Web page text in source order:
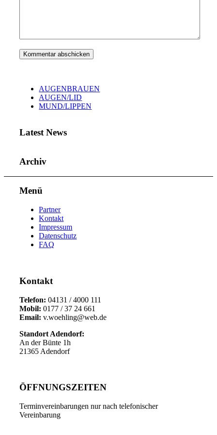
AUGENBRAUEN
AUGEN/LID
MUND/LIPPEN
Latest News
Archiv
Menü
Partner
Kontakt
Impressum
Datenschutz
FAQ
Kontakt
Telefon: 04131 / 4000 111
Mobil: 0177 / 37 24 661
Email: v.woehling@web.de
Standort Adendorf:
An der Bünte 1h
21365 Adendorf
ÖFFNUNGSZEITEN
Terminvereinbarungen nur nach telefonischer
Vereinbarung